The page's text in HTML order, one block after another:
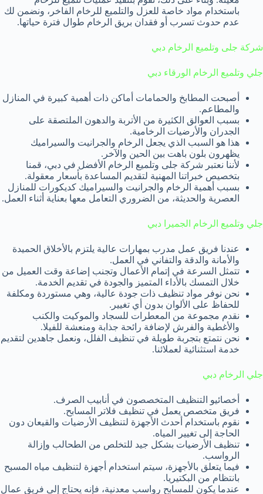
باستخدام مواد خاصة للعزل والتلميع للرخام الفاخر، ونضمن لك
عدم حدوث تسرب أو فقدان بريق الرخام طوال فترة حياتها.
شركة جلى وتلميع الرخام دبي
جلي وتلميع الرخام الورقاء دبي
أصبحت المطابخ والحمامات أماكن ذات أهمية كبيرة في المنازل
والمطاعم.
بسبب العوالق الكثيرة من الأتربة والدهون الملتصقة على
الجدران والأرضيات الرخامية.
هذا هو السبب الذي يجعل الرخام والجرانيت والسيراميك
يظهرون بلون باهت بين الحين والآخر.
لأننا نعتبر شركة جلى وتلميع الرخام الأفضل في دبي، قمنا
بتخصيص خبراتنا المهنية لتقديم المساعدة بأسعار معقولة.
بسبب أهمية الرخام والجرانيت والسيراميك كديكورات للمنازل
العصرية والحديثة، من الضروري التعامل معها بعناية أثناء العمل.
جلي وتلميع الرخام الجميرا دبي
عندنا فريق عمل مدرب بمهارات عالية يلتزم بالأخلاق الحميدة
والأمانة والدقة والتفاني في العمل.
تتمثل السرعة في إتمام الأعمال وتجنب إضاعة وقت العميل من
خلال التمسك بالأداء المتميز والجودة في تقديم الخدمة.
نحن نوفر مواد تنظيف ذات جودة عالية، وهي مستوردة ومكلفة
للحفاظ على الألوان بدون أي تغيير.
نقدم مجموعة من المعطرات للسجاد والموكيت والكنب
والأغطية والفرش لإضافة رائحة جذابة ومنعشة للفيلا.
نحن نتمتع بتجربة طويلة في تنظيف الفلل، ونعمل جاهدين لتقديم
خدمة استثنائية لعملائنا.
جلي الرخام دبي
أخصائيو التنظيف المتخصصون في أنابيب الصرف.
فريق متخصص يعمل في تنظيف فلاتر المسابح.
نقوم باستخدام أحدث الأجهزة لتنظيف الأرضيات والقيعان دون
الحاجة إلى تغيير المياه.
تنظيف الأرضيات بشكل جيد للتخلص من الطحالب وإزالة
الرواسب.
فيما يتعلق بالأجهزة، سيتم استخدام أجهزة لتنظيف مياه المسبح
بانتظام من البكتيريا.
عندما يكون للمسابح رواسب معدنية، فإنه يحتاج إلى فريق عمال